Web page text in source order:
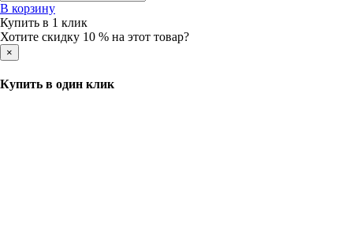
В корзину
Купить в 1 клик
Хотите скидку 10 % на этот товар?
×
Купить в один клик